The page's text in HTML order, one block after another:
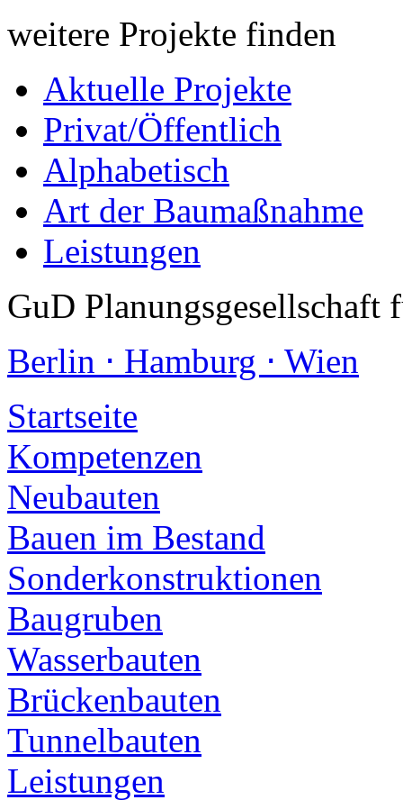
weitere Projekte finden
Aktuelle Projekte
Privat/Öffentlich
Alphabetisch
Art der Baumaßnahme
Leistungen
GuD Planungsgesellschaft
Berlin ⋅ Hamburg ⋅ Wien
Startseite
Kompetenzen
Neubauten
Bauen im Bestand
Sonderkonstruktionen
Baugruben
Wasserbauten
Brückenbauten
Tunnelbauten
Leistungen